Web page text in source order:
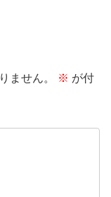
ません。 ※ が付